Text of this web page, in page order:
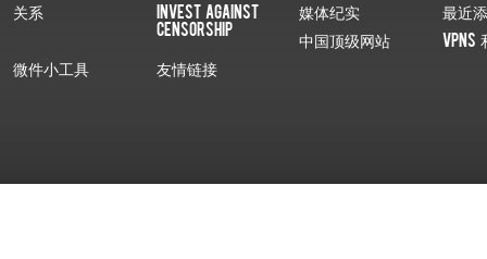
关系
Invest Against
Censorship
媒体纪实
最近
中国顶级网站
VPNs
微件小工具
友情链接